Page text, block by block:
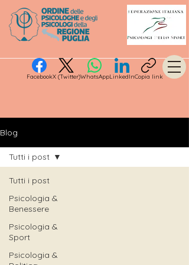
FacebookX (Twitter)WhatsAppLinkedInCopia link
Blog
Tutti i post
Psicologia &
Benessere
Psicologia &
Sport
Psicologia &
Tutti i post